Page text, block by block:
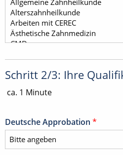
Schritt 2/3: Ihre
ca. 1 Minute
Deutsche Approbation *